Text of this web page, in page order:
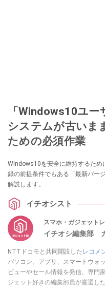
「Windows10ユー
システムが古いま
ための必須作業
Windows10を安全に維持するため
録の前提条件でもある「最新バー
解説します。
イチオシスト
スマホ・ガジェット
イチオシ編集部
NTTドコモと共同開設した レコメ
パソコン、アプリ、スマートウォ
ビューやセール情報を発信。専門
ジェット好きの編集部員が厳選し